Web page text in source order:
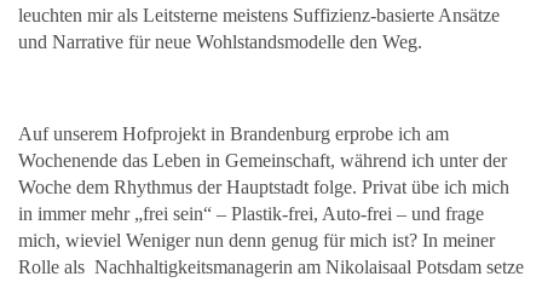
leuchten mir als Leitsterne meistens Suffizienz-basierte Ansätze
und Narrative für neue Wohlstandsmodelle den Weg.
Auf unserem Hofprojekt in Brandenburg erprobe ich am
Wochenende das Leben in Gemeinschaft, während ich unter der
Woche dem Rhythmus der Hauptstadt folge. Privat übe ich mich
in immer mehr „frei sein“ – Plastik-frei, Auto-frei – und frage
mich, wieviel Weniger nun denn genug für mich ist? In meiner
Rolle als Nachhaltigkeitsmanagerin am Nikolaisaal Potsdam setze